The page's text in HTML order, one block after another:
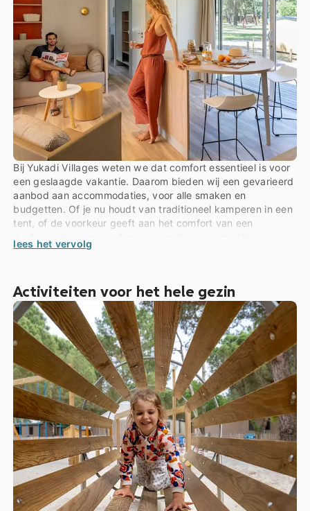
Bij Yukadi Villages weten we dat comfort essentieel is voor
een geslaagde vakantie. Daarom bieden wij een gevarieerd
aanbod aan accommodaties, voor alle smaken en
budgetten. Of je nu houdt van traditioneel kamperen in een
tent, of de voorkeur geeft aan het comfort van een
vindt altijd iets wat bij je past. Onze accommodaties zijn
lees het vervolg
Activiteiten voor het hele gezin